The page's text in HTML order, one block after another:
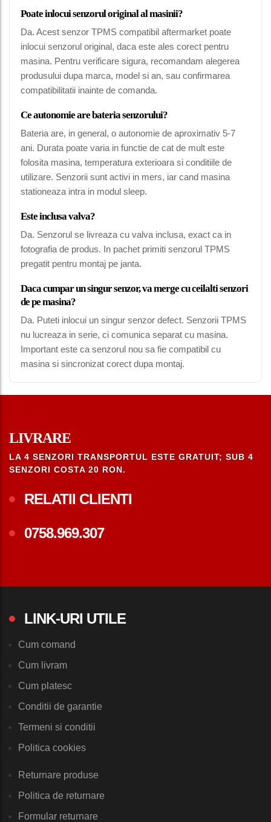
Poate inlocui senzorul original al masinii?
Da. Acest senzor TPMS compatibil aftermarket poate
inlocui senzorul original, daca este ales corect pentru
masina. Pentru verificare sigura, recomandam alegerea
produsului dupa marca, model si an, sau confirmarea
compatibilitatii inainte de comanda.
Ce autonomie are bateria senzorului?
Bateria are, in general, o autonomie de aproximativ 5-7
ani. Durata poate varia in functie de cat de mult este
folosita masina, temperatura exterioara si conditiile de
utilizare. Senzorii sunt activi in mers, iar cand masina
stationeaza intra in modul sleep.
Este inclusa valva?
Da. Senzorul se livreaza cu valva inclusa, exact ca in
fotografia de produs. In pachet primiti senzorul TPMS
pregatit pentru montaj pe janta.
Daca cumpar un singur senzor, va merge cu ceilalti senzori
de pe masina?
Da. Puteti inlocui un singur senzor defect. Senzorii TPMS
nu lucreaza in serie, ci comunica separat cu masina.
Important este ca senzorul nou sa fie compatibil cu
masina si sincronizat corect dupa montaj.
LIVRARE
LA 4 SENZORI TRANSPORTUL ESTE GRATUIT; SUB 4
SENZORI COSTA 20 RON.
RELATII CLIENTI
0758.969.307
LINK-URI UTILE
Cum comand
Cum livram
Cum platesc
Conditii de garantie
Termeni si conditii
Politica cookies
Returnare produse
Politica de returnare
Formular returnare